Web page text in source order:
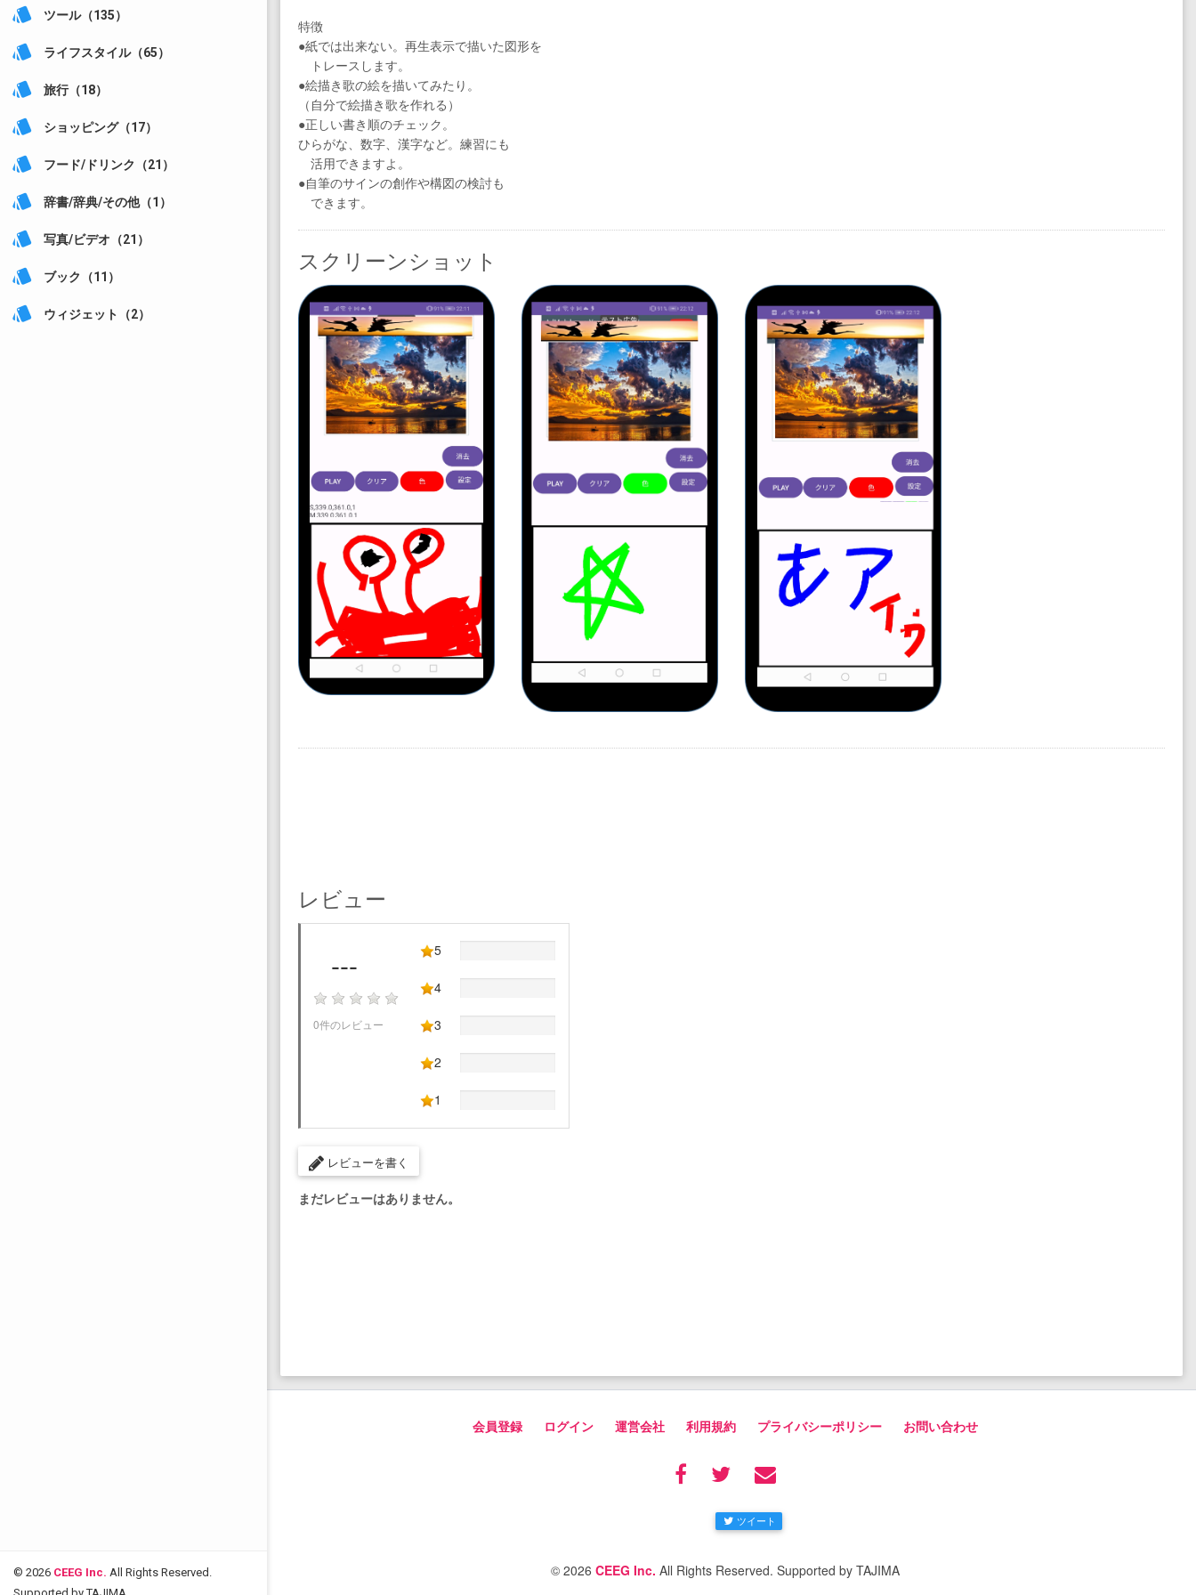
style ツール（135）
style ライフスタイル（65）
style 旅行（18）
style ショッピング（17）
style フード/ドリンク（21）
style 辞書/辞典/その他（1）
style 写真/ビデオ（21）
style ブック（11）
style ウィジェット（2）
© 2026 CEEG Inc. All Rights Reserved.
特徴
●紙では出来ない。再生表示で描いた図形を
トレースします。
●絵描き歌の絵を描いてみたり。
（自分で絵描き歌を作れる）
●正しい書き順のチェック。
ひらがな、数字、漢字など。練習にも
活用できますよ。
●自筆のサインの創作や構図の検討も
できます。
スクリーンショット
レビュー
---
0件のレビュー
5
4
3
2
1
レビューを書く
まだレビューはありません。
会員登録 ログイン 運営会社 利用規約 プライバシーポリシー お問い合わせ
ツイート
© 2026 CEEG Inc. All Rights Reserved. Supported by TAJIMA